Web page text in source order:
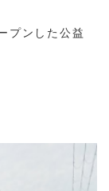
プンした公益